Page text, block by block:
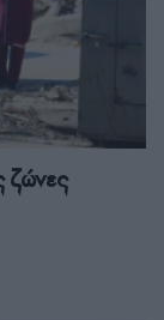
ζώνες